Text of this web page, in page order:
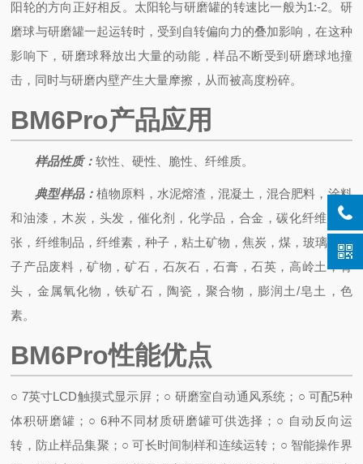
阳轮的方向正好相反。太阳轮与研磨罐的转速比一般为1:-2。研
磨球与研磨罐一起运转时，受到自转偏向力的叠加影响，在这种
影响下，研磨球释放出大量的动能，样品不断受到研磨球地撞
击，同时与研磨内壁产生大量摩擦，从而被高度粉碎。
BM6Pro产品应用
样品性质：软性、硬性、脆性、纤维质。
典型样品： 植物原料，水泥熔渣，混凝土，混合肥料，涂料
和油漆，木炭，头发，催化剂，化学品，合金，碳化纤维，纸
张，纤维制品，纤维素，种子，粘土矿物，焦炭，煤，玻璃，电
子产品废料，矿物，矿石，石灰石，石膏，石英，高岭土，骨
头，金属氧化物，铁矿石，陶瓷，聚合物，膨润土/皂土，色
素。
BM6Pro性能优点
○ 7英寸LCD触摸式显示屛； ○ 研磨室自动通风系统； ○ 可配5种
体积研磨罐； ○ 6种不同材质研磨罐可供选择； ○ 自动反向运
转，防止样品集聚； ○ 可长时间制样和连续运转； ○ 智能操作界